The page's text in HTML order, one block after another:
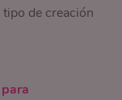
de creación